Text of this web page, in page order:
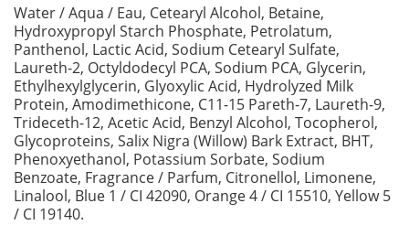
Water / Aqua / Eau, Cetearyl Alcohol, Betaine,
Hydroxypropyl Starch Phosphate, Petrolatum,
Panthenol, Lactic Acid, Sodium Cetearyl Sulfate,
Laureth-2, Octyldodecyl PCA, Sodium PCA, Glycerin,
Ethylhexylglycerin, Glyoxylic Acid, Hydrolyzed Milk
Protein, Amodimethicone, C11-15 Pareth-7, Laureth-9,
Trideceth-12, Acetic Acid, Benzyl Alcohol, Tocopherol,
Glycoproteins, Salix Nigra (Willow) Bark Extract, BHT,
Phenoxyethanol, Potassium Sorbate, Sodium
Benzoate, Fragrance / Parfum, Citronellol, Limonene,
Linalool, Blue 1 / CI 42090, Orange 4 / CI 15510, Yellow 5
/ CI 19140.